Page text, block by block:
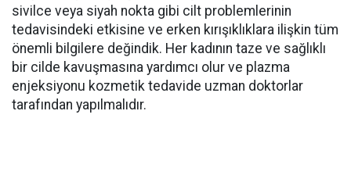
sivilce veya siyah nokta gibi cilt problemlerinin
tedavisindeki etkisine ve erken kırışıklıklara ilişkin tüm
önemli bilgilere değindik. Her kadının taze ve sağlıklı
bir cilde kavuşmasına yardımcı olur ve plazma
enjeksiyonu kozmetik tedavide uzman doktorlar
tarafından yapılmalıdır.